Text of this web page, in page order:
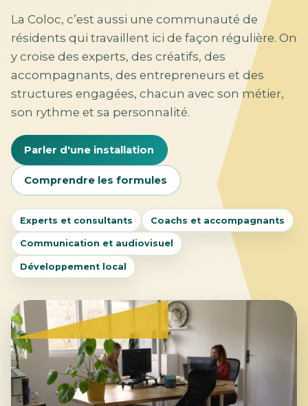
La Coloc, c’est aussi une communauté de
résidents qui travaillent ici de façon régulière. On
y croise des experts, des créatifs, des
accompagnants, des entrepreneurs et des
structures engagées, chacun avec son métier,
son rythme et sa personnalité.
Parler d'une installation
Comprendre les formules
Experts et consultants Coachs et accompagnants
Communication et audiovisuel
Développement local